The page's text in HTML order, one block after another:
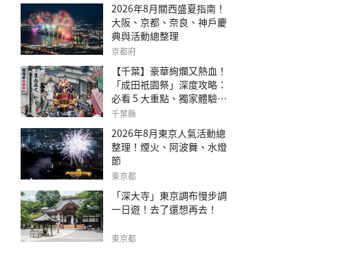
2026年8月關西盛夏指南！
大阪、京都、奈良、神戶慶
典與活動總整理
京都府
【千葉】豪華絢爛又熱血！
「成田祇園祭」深度攻略：
必看 5 大重點、獨家體驗指
南
千葉縣
2026年8月東京人氣活動總
整理！煙火、阿波舞、水燈
節
東京都
「深大寺」東京調布慢步調
一日遊！去了還想再去！
東京都